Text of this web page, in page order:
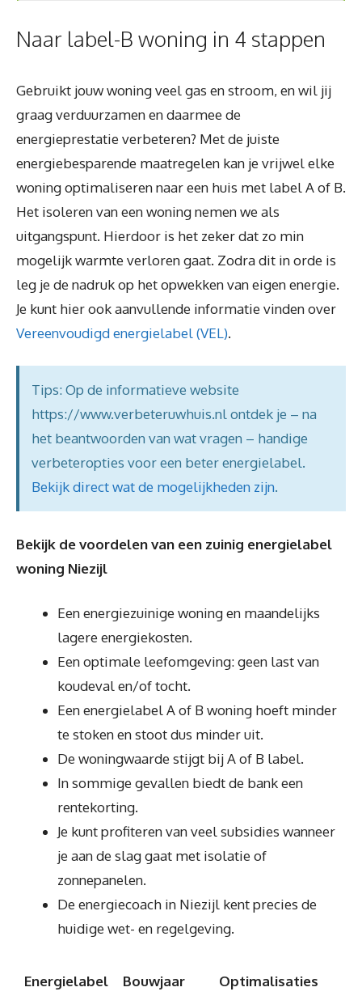
Naar label-B woning in 4 stappen
Gebruikt jouw woning veel gas en stroom, en wil jij
graag verduurzamen en daarmee de
energieprestatie verbeteren? Met de juiste
energiebesparende maatregelen kan je vrijwel elke
woning optimaliseren naar een huis met label A of B.
Het isoleren van een woning nemen we als
uitgangspunt. Hierdoor is het zeker dat zo min
mogelijk warmte verloren gaat. Zodra dit in orde is
leg je de nadruk op het opwekken van eigen energie.
Je kunt hier ook aanvullende informatie vinden over
Vereenvoudigd energielabel (VEL).
Tips: Op de informatieve website
https://www.verbeteruwhuis.nl ontdek je – na
het beantwoorden van wat vragen – handige
verbeteropties voor een beter energielabel.
Bekijk direct wat de mogelijkheden zijn.
Bekijk de voordelen van een zuinig energielabel
woning Niezijl
Een energiezuinige woning en maandelijks
lagere energiekosten.
Een optimale leefomgeving: geen last van
koudeval en/of tocht.
Een energielabel A of B woning hoeft minder
te stoken en stoot dus minder uit.
De woningwaarde stijgt bij A of B label.
In sommige gevallen biedt de bank een
rentekorting.
Je kunt profiteren van veel subsidies wanneer
je aan de slag gaat met isolatie of
zonnepanelen.
De energiecoach in Niezijl kent precies de
huidige wet- en regelgeving.
Energielabel Bouwjaar Optimalisaties